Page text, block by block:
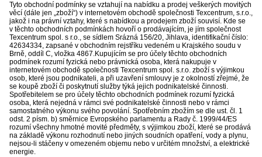
Tyto obchodní podmínky se vztahují na nabídku a prodej veškerých movitých
věcí (dále jen „zboží“) v internetovém obchodě společnosti Texcentrum, s.r.o.,
jakož i na právní vztahy, které s nabídkou a prodejem zboží souvisí. Kde se
v těchto obchodních podmínkách hovoří o prodávajícím, je jím společnost
Texcentrum spol. s r.o., se sídlem Srázná 156/20, Jihlava, identifikační číslo:
42634334, zapsané v obchodním rejstříku vedeném u Krajského soudu v
Brně, oddíl C, vložka 4867.Kupujícím se pro účely těchto obchodních
podmínek rozumí fyzická nebo právnická osoba, která nakupuje v
internetovém obchodě společnosti Texcentrum spol. s.r.o. zboží s výjimkou
osob, které jsou podnikateli, a při uzavření smlouvy je z okolností zřejmé, že
se koupě zboží či poskytnutí služby týká jejich podnikatelské činnosti.
Spotřebitelem se pro účely těchto obchodních podmínek rozumí fyzická
osoba, která nejedná v rámci své podnikatelské činnosti nebo v rámci
samostatného výkonu svého povolání. Spotřebním zbožím se dle ust. čl. 1
odst. 2 písm. b) směrnice Evropského parlamentu a Rady č. 1999/44/ES
rozumí všechny hmotné movité předměty, s výjimkou zboží, které se prodává
na základě výkonu rozhodnutí nebo jiných soudních opatření, vody a plynu,
nejsou-li stáčeny v omezeném objemu nebo v určitém množství, a elektrické
energie.